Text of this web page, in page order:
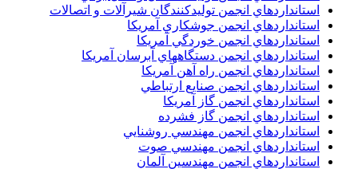
استانداردهاي انجمن توليدکنندگان شيرآلات و اتصالات
استانداردهاي انجمن جوشکاري آمريکا
استانداردهاي انجمن خوردگي آمريکا
استانداردهاي انجمن دستگاههاي آبرسان آمريکا
استانداردهاي انجمن راه آهن آمريکا
استانداردهاي انجمن صنايع ارتباطي
استانداردهاي انجمن گاز آمريکا
استانداردهاي انجمن گاز فشرده
استانداردهاي انجمن مهندسي روشنايي
استانداردهاي انجمن مهندسي صوت
استانداردهاي انجمن مهندسين آلمان